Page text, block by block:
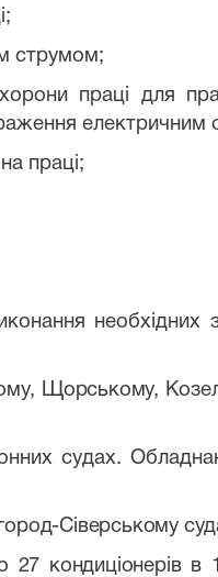
струмом;
праці для
електричним
праці;
необхідних
Щорському,
судах.
Сіверському
27 кондиціонерів в